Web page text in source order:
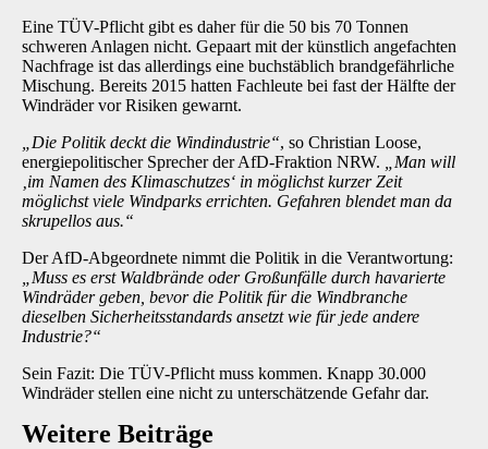
Eine TÜV-Pflicht gibt es daher für die 50 bis 70 Tonnen
schweren Anlagen nicht. Gepaart mit der künstlich angefachten
Nachfrage ist das allerdings eine buchstäblich brandgefährliche
Mischung. Bereits 2015 hatten Fachleute bei fast der Hälfte der
Windräder vor Risiken gewarnt.
„Die Politik deckt die Windindustrie“, so Christian Loose,
energiepolitischer Sprecher der AfD-Fraktion NRW.
„Man will
‚im Namen des Klimaschutzes‘ in möglichst kurzer Zeit
möglichst viele Windparks errichten. Gefahren blendet man da
skrupellos aus.“
Der AfD-Abgeordnete nimmt die Politik in die Verantwortung:
„Muss es erst Waldbrände oder Großunfälle durch havarierte
Windräder geben, bevor die Politik für die Windbranche
dieselben Sicherheitsstandards ansetzt wie für jede andere
Industrie?“
Sein Fazit: Die TÜV-Pflicht muss kommen. Knapp 30.000
Windräder stellen eine nicht zu unterschätzende Gefahr dar.
Weitere Beiträge